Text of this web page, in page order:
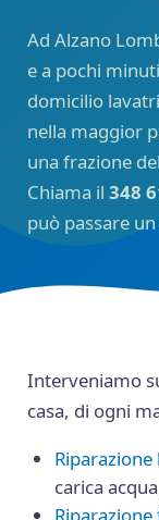
Ad Alzano
e a pochi
domicilio
nella maggior
una frazione
Chiama il348
può passare
Interveniamo
casa, di ogni
carica